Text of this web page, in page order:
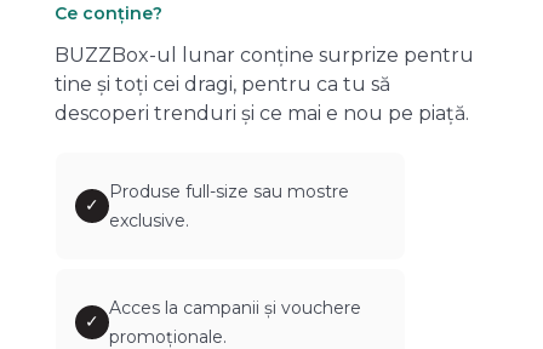
Ce conține?
BUZZBox-ul lunar conține surprize pentru
tine și toți cei dragi, pentru ca tu să
descoperi trenduri și ce mai e nou pe piață.
✓
Produse full-size sau mostre
exclusive.
✓
Acces la campanii și vouchere
promoționale.